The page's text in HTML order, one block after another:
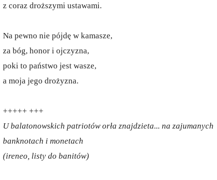
z coraz droższymi ustawami.
Na pewno nie pójdę w kamasze,
za bóg, honor i ojczyzna,
poki to państwo jest wasze,
a moja jego drożyzna.
+++++ +++
U balatonowskich patriotów orła znajdzieta... na zajumanych
banknotach i monetach
(ireneo, listy do banitów)